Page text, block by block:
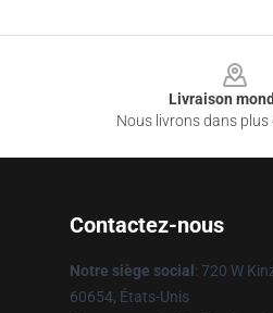
Livraison
Nous livrons dans plus
Contactez-nous
Notre siège social : 720 W
60654, États-Unis